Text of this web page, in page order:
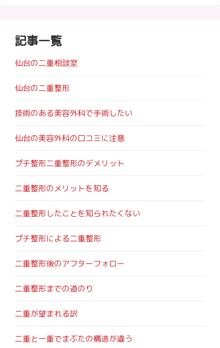
ゲ
ー
シ
ョ
ン
記事一覧
仙台の二重相談室
仙台の二重整形
技術のある美容外科で手術したい
仙台の美容外科の口コミに注意
プチ整形二重整形のデメリット
二重整形のメリットを知る
二重整形したことを知られたくない
プチ整形による二重整形
二重整形後のアフターフォロー
二重整形までの道のり
二重が望まれる訳
二重と一重でまぶたの構造が違う